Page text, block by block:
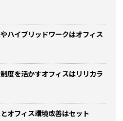
ハイブリッドワークはオフィス
度を活かすオフィスはリリカラ
オフィス環境改善はセット